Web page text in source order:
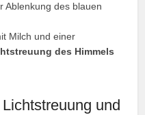
Ablenkung des blauen
Milch und einer
des Himmels
und